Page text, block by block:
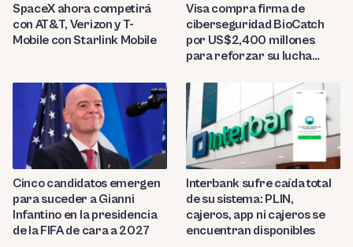
SpaceX ahora competirá
con AT&T, Verizon y T-
Mobile con Starlink Mobile
Visa compra firma de
ciberseguridad BioCatch
por US$2,400 millones
para reforzar su lucha
Cinco candidatos emergen
para suceder a Gianni
Infantino en la presidencia
de la FIFA de cara a 2027
Interbank sufre caída total
de su sistema: PLIN,
cajeros, app ni cajeros se
encuentran disponibles